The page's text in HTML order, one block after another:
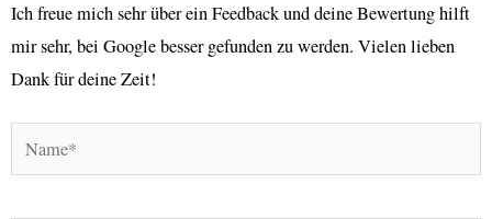
Ich freue mich sehr über ein Feedback und deine Bewertung hilft
mir sehr, bei Google besser gefunden zu werden. Vielen lieben
Dank für deine Zeit!
Name*